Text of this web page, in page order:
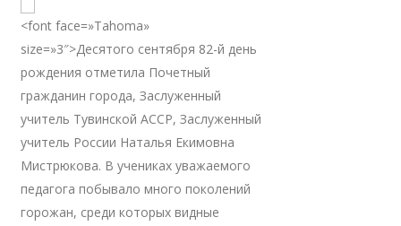
<font face=»Tahoma»
size=»3″>Десятого сентября 82-й день
рождения отметила Почетный
гражданин города, Заслуженный
учитель Тувинской АССР, Заслуженный
учитель России Наталья Екимовна
Мистрюкова. В учениках уважаемого
педагога побывало много поколений
горожан, среди которых видные